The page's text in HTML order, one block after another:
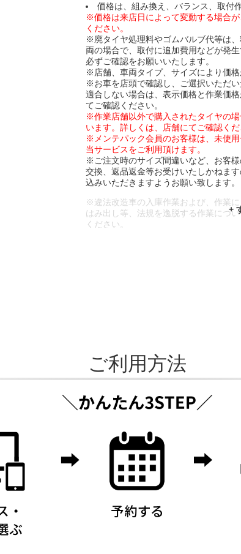
価格は、組み換え、バランス、取付
※価格は来店日によって変動する場合
ください。
※廃タイヤ処理料やゴムバルブ代等は
両の場合で、取付に追加費用などが発
必ずご確認をお願いいたします。
※店舗、車両タイプ、サイズにより価
※お車を店頭で確認し、ご選択いただ
適合しない場合は、表示価格と作業価
てご確認ください。
※作業店舗以外で購入されたタイヤの
います。詳しくは、店舗にてご確認くだ
※メンテパック会員のお客様は、未使
当サービスをご利用頂けます。
※ご注文時のサイズ間違いなど、お客
交換、返品返金等お受けいたしかねま
込みいただきますようお願い致します。
※違法改造車の入庫作業および、作業
はみ出し等、法規を逸脱する作業につ
ください。
ご利用方法